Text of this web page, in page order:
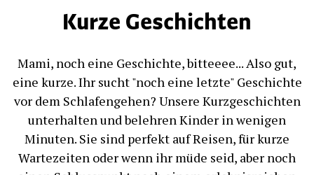
Kurze Geschichten
Mami, noch eine Geschichte, bitteeee... Also gut,
eine kurze. Ihr sucht "noch eine letzte" Geschichte
vor dem Schlafengehen? Unsere Kurzgeschichten
unterhalten und belehren Kinder in wenigen
Minuten. Sie sind perfekt auf Reisen, für kurze
Wartezeiten oder wenn ihr müde seid, aber noch